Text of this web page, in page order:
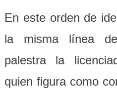
En este orden de
la misma línea
palestra la
quien figura como